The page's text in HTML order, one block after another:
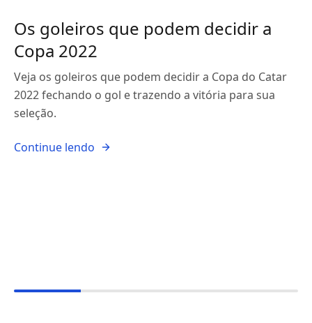
Os goleiros que podem decidir a
Copa 2022
Veja os goleiros que podem decidir a Copa do Catar
2022 fechando o gol e trazendo a vitória para sua
seleção.
Continue lendo